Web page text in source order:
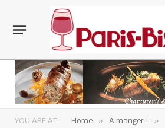
YOU ARE AT: Home » A manger ! »